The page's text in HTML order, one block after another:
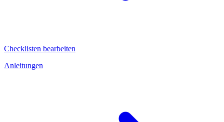
Checklisten bearbeiten
Anleitungen